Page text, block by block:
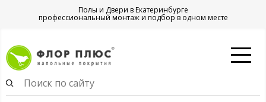
Полы и Двери в Екатеринбурге
профессиональный монтаж и подбор в одном месте